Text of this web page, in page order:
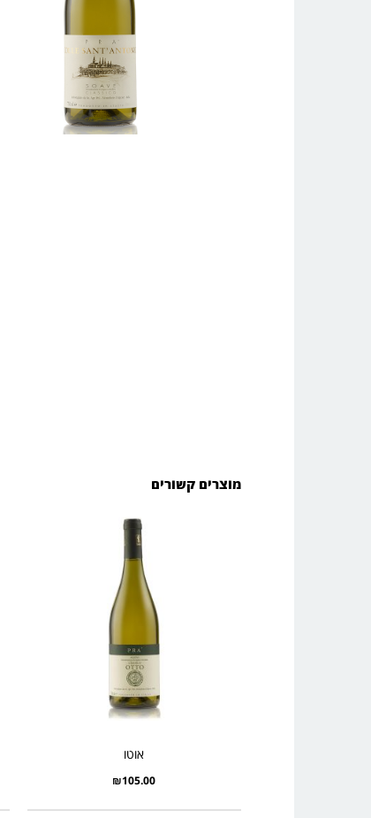
מוצרים קשורים
אוטו
₪105.00